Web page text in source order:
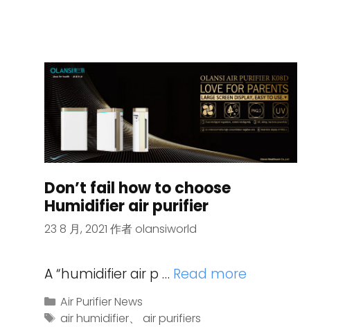
Don’t fail how to choose
Humidifier air purifier
23 8 月, 2021 作者 olansiworld
A “humidifier air p … Read more
Air Purifier News
air humidifier、 air purifiers